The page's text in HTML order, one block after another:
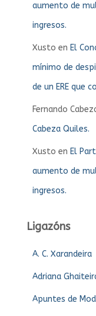
aumento de
ingresos.
Xusto en El
mínimo de
de un ERE que
Fernando
Cabeza Quiles.
Xusto en El
aumento de
ingresos.
Ligazóns
A. C. Xarandeira
Adriana
Apuntes de